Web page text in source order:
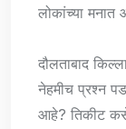
लोकांच्या
दौलताबाद
नेहमीच प्रश्न
आहे? तिकीट